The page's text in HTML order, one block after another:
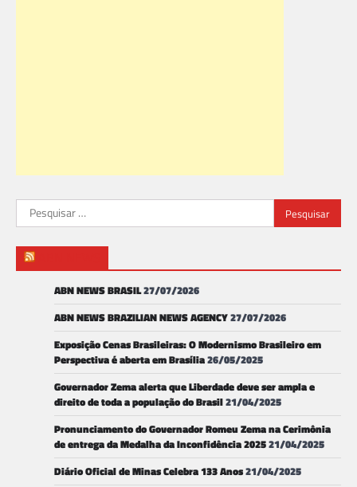
Pesquisar
por:
ABN NEWS BRASIL27/07/2026
ABN NEWS BRAZILIAN NEWS AGENCY27/07/2026
Exposição Cenas Brasileiras: O Modernismo Brasileiro em
Perspectiva é aberta em Brasília26/05/2025
Governador Zema alerta que Liberdade deve ser ampla e
direito de toda a população do Brasil21/04/2025
Pronunciamento do Governador Romeu Zema na Cerimônia
de entrega da Medalha da Inconfidência 202521/04/2025
Diário Oficial de Minas Celebra 133 Anos21/04/2025